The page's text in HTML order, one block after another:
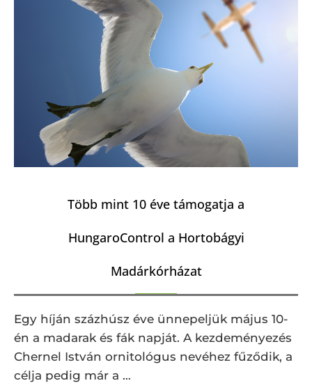
Több mint 10 éve támogatja a
HungaroControl a Hortobágyi
Madárkórházat
Egy híján százhúsz éve ünnepeljük május 10-
én a madarak és fák napját. A kezdeményezés
Chernel István ornitológus nevéhez fűződik, a
célja pedig már a …